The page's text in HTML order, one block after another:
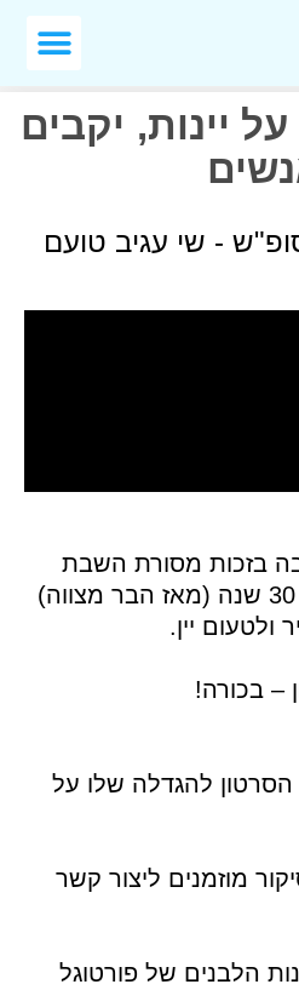
יינות, יקבים
- שי עגיב טועם
בזכות מסורת השבת
של אבא ז"ל, אני כבר 30 שנה (מאז הבר מצווה)
יין.
– בכורה!
להגדלה שלו על
מוזמנים ליצור קשר
הלבנים של פורטוגל